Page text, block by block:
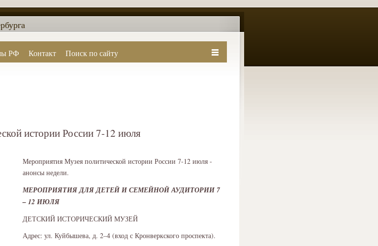
РФ Контакт Поиск по сайту
истории России 7-12 июля
Мероприятия Музея политической истории России 7-12 июля -
анонсы недели.
МЕРОПРИЯТИЯ ДЛЯ ДЕТЕЙ И СЕМЕЙНОЙ АУДИТОРИИ 7
– 12 ИЮЛЯ
ДЕТСКИЙ ИСТОРИЧЕСКИЙ МУЗЕЙ
Адрес: ул. Куйбышева, д. 2–4 (вход с Кронверкского проспекта).